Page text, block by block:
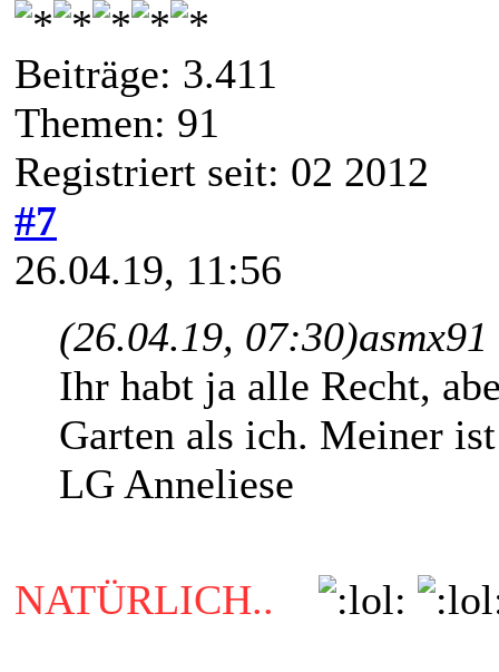
Beiträge: 3.411
Themen: 91
Registriert seit: 02 2012
#7
26.04.19, 11:56
(26.04.19, 07:30)
Ihr habt ja alle Recht,
Garten als ich. Meiner
LG Anneliese
NATÜRLICH..